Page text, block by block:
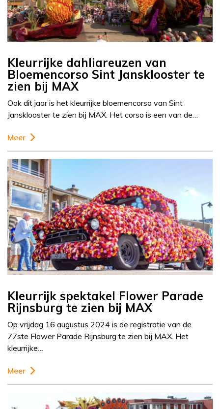
Kleurrijke dahliareuzen van
Bloemencorso Sint Jansklooster te
zien bij MAX
Ook dit jaar is het kleurrijke bloemencorso van Sint
Jansklooster te zien bij MAX. Het corso is een van de…
Meer
Kleurrijk spektakel Flower Parade
Rijnsburg te zien bij MAX
Op vrijdag 16 augustus 2024 is de registratie van de
77ste Flower Parade Rijnsburg te zien bij MAX. Het
kleurrijke…
Meer